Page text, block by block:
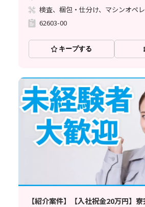
検査、梱包・仕分け、マシンオペ
62603-00
キープする
【紹介案件】【入社祝金20万円】